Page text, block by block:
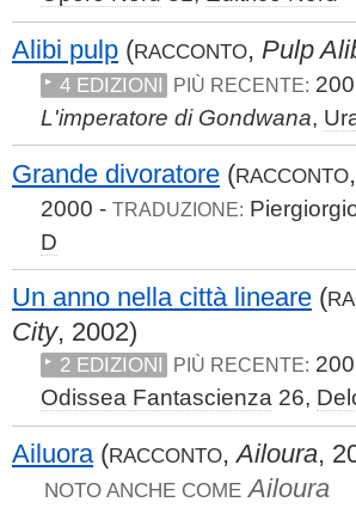
Alibi pulp (RACCONTO, Pulp
4 EDIZIONI PIÙ RECENTE:
L'imperatore di Gondwana,
Grande divoratore (RACCONTO,
2000 - TRADUZIONE:
D
Un anno nella città lineare (
City, 2002)
2 EDIZIONI PIÙ RECENTE:
Odissea Fantascienza 26,
Ailuora(RACCONTO,Ailoura,
NOTO ANCHE COME Ailoura